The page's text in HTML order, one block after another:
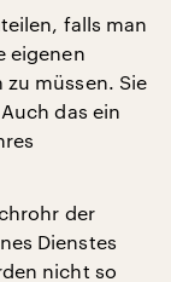
falls man
eigenen
müssen. Sie
das ein
der
Dienstes
nicht so